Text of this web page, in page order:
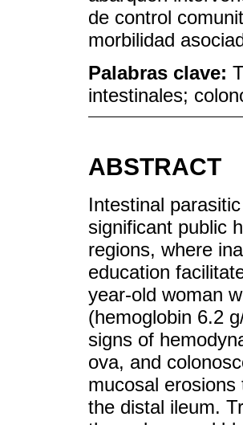
de control
morbilidad
Palabras clave:
intestinales;
ABSTRACT
Intestinal
significant public
regions, where
education
year-old woman
(hemoglobin 6.2
signs of
ova, and
mucosal
the distal ileum.